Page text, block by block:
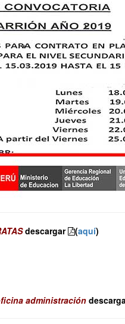
descargar (aquí)
administración